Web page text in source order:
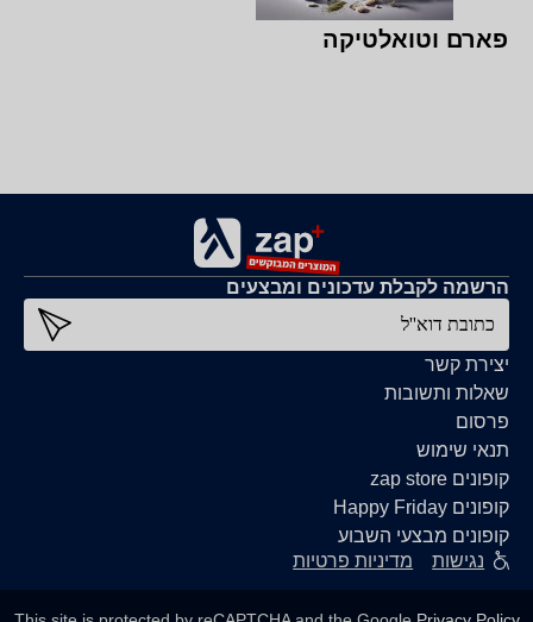
פארם וטואלטיקה
יצירת קשר
שאלות ותשובות
פרסום
תנאי שימוש
קופונים zap store
קופונים Happy Friday
קופונים מבצעי השבוע
הרשמה לקבלת עדכונים ומבצעים
כתובת דוא''ל
נגישות מדיניות פרטיות